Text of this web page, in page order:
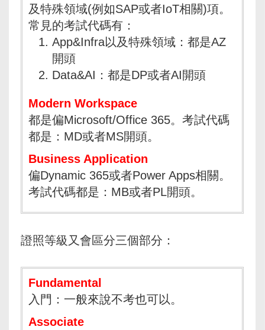
及特殊領域(例如SAP或者IoT相關)項。
常見的考試代碼有：
App&Infra以及特殊領域：都是AZ
開頭
Data&AI：都是DP或者AI開頭
Modern Workspace
都是偏Microsoft/Office 365。考試代碼
都是：MD或者MS開頭。
Business Application
偏Dynamic 365或者Power Apps相關。
考試代碼都是：MB或者PL開頭。
證照等級又會區分三個部分：
Fundamental
入門：一般來說不考也可以。
Associate